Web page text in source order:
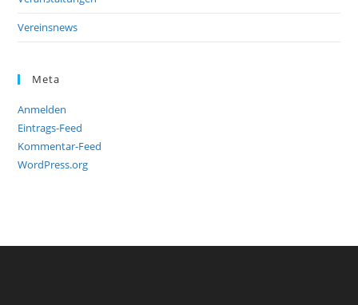
Vereinsnews
Meta
Anmelden
Eintrags-Feed
Kommentar-Feed
WordPress.org